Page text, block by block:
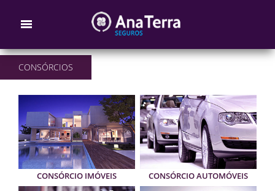
CONSÓRCIOS
CONSÓRCIO IMÓVEIS CONSÓRCIO AUTOMÓVEIS